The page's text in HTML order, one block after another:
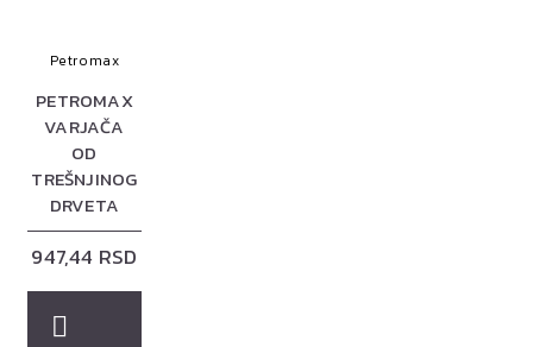
Petromax
PETROMAX
VARJAČA
OD
TREŠNJINOG
DRVETA
947,44 RSD